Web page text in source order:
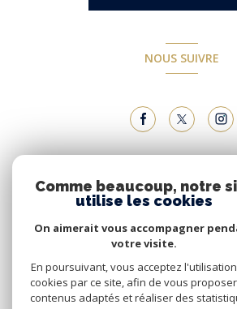
NOUS SUIVRE
NOUS ADHÉRONS
Comme beaucoup, notre
utilise les cookies
On aimerait vous accompagner
votre visite.
En poursuivant, vous acceptez
cookies par ce site, afin de vous
contenus adaptés et réaliser des